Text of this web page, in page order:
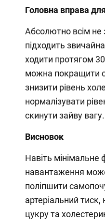
Головна вправа
Абсолютно всім не
підходить
ходити протягом
можна покращити
знизити рівень
нормалізувати
скинути зайву вагу.
Висновок
Навіть мінімальне
навантаження
поліпшити
артеріальний тиск,
цукру та